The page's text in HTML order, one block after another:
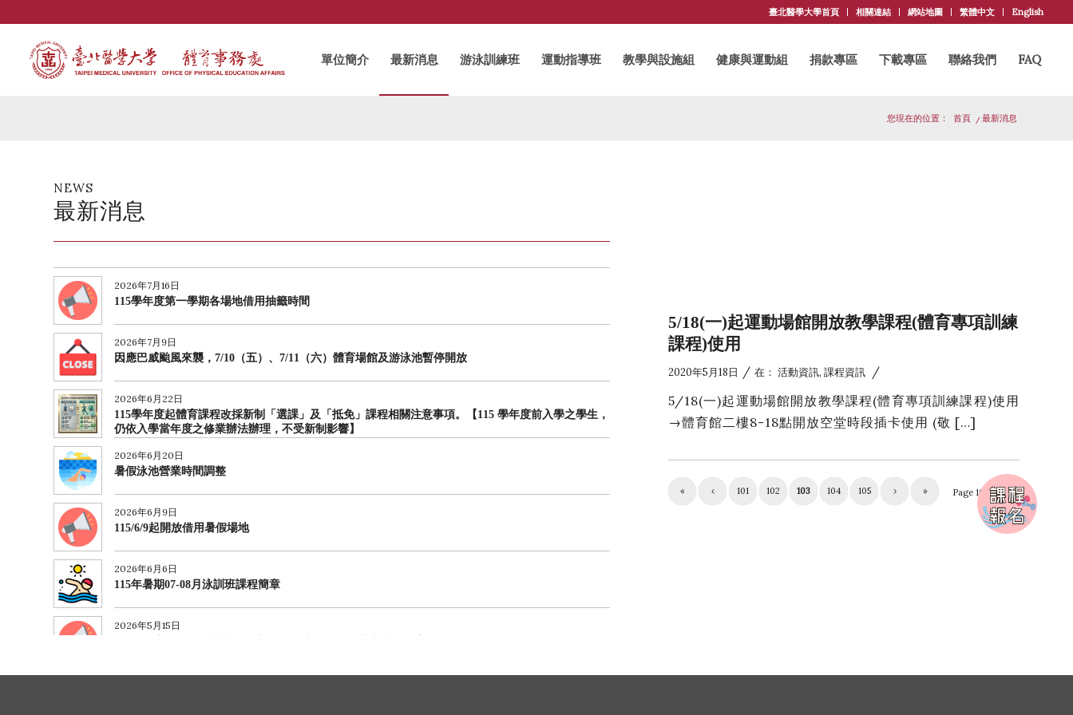
臺北醫學大學首頁 相關連結 網站地圖 繁體中文 English
單位簡介 最新消息 游泳訓練班 運動指導班 教學與設施組 健康與運動組 捐款專區 下載專區 聯絡我們 FAQ
您現在的位置： 首頁 / 最新消息
NEWS
最新消息
2026年7月16日
115學年度第一學期各場地借用抽籤時間
2026年7月9日
因應巴威颱風來襲，7/10（五）、7/11（六）體育場館及游泳池暫停開放
2026年6月22日
115學年度起體育課程改採新制「選課」及「抵免」課程相關注意事項。【115 學年度前入學之學生，
仍依入學當年度之修業辦法辦理，不受新制影響】
2026年6月20日
暑假泳池營業時間調整
2026年6月9日
115/6/9起開放借用暑假場地
2026年6月6日
115年暑期07-08月泳訓班課程簡章
2026年5月15日
5/18(一)起運動場館開放教學課程(體育專項訓練
課程)使用
2020年5月18日 / 在： 活動資訊, 課程資訊 /
5/18(一)起運動場館開放教學課程(體育專項訓練課程)使用
→體育館二樓8-18點開放空堂時段插卡使用 (敬 […]
Page 103 of 115
« ‹ 101 102 103 104 105 › »